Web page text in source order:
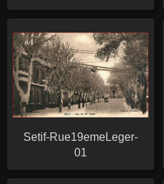
Setif-Rue19emeLeger-
01